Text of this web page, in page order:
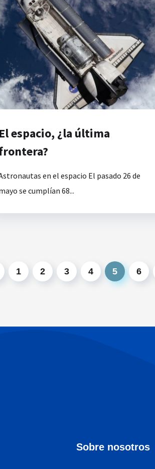
El espacio, ¿la última
en el espacio El pasado 26 de
se cumplían 68...
1 2 3 4 5 6
Sobre nosotros